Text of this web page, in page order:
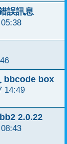
誤訊息
bbcode box
14:49
2.0.22